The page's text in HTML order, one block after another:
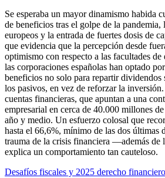
Se esperaba un mayor dinamismo habida
de beneficios tras el golpe de la
europeos y la entrada de fuertes dosis de
que evidencia que la percepción desde
optimismo con respecto a las facultades
las corporaciones españolas han optado
beneficios no solo para repartir dividendos
los pasivos, en vez de reforzar la
cuentas financieras, que apuntan a una
empresarial en cerca de 40.000 millones
año y medio. Un esfuerzo colosal que
hasta el 66,6%, mínimo de las dos últimas
trauma de la crisis financiera —además de
explica un comportamiento tan cauteloso.
Desafíos fiscales y 2025 derecho